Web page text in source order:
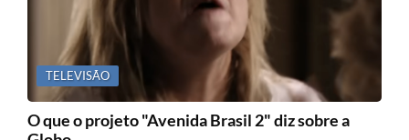
TELEVISÃO
O que o projeto "Avenida Brasil 2" diz sobre a